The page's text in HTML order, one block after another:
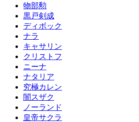
物部勲
黒戸剣成
ディボック
ナラ
キャサリン
クリストフ
ニーナ
ナタリア
究極カレン
闇スザク
ノーランド
皇帝サクラ